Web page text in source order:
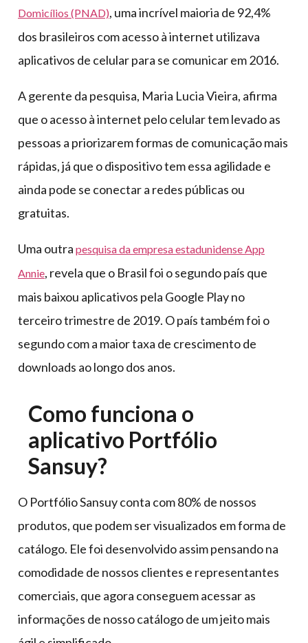
Domicílios (PNAD), uma incrível maioria de 92,4%
dos brasileiros com acesso à internet utilizava
aplicativos de celular para se comunicar em 2016.
A gerente da pesquisa, Maria Lucia Vieira, afirma
que o acesso à internet pelo celular tem levado as
pessoas a priorizarem formas de comunicação mais
rápidas, já que o dispositivo tem essa agilidade e
ainda pode se conectar a redes públicas ou
gratuitas.
Uma outra pesquisa da empresa estadunidense App
Annie, revela que o Brasil foi o segundo país que
mais baixou aplicativos pela Google Play no
terceiro trimestre de 2019. O país também foi o
segundo com a maior taxa de crescimento de
downloads ao longo dos anos.
Como funciona o
aplicativo Portfólio
Sansuy?
O Portfólio Sansuy conta com 80% de nossos
produtos, que podem ser visualizados em forma de
catálogo. Ele foi desenvolvido assim pensando na
comodidade de nossos clientes e representantes
comerciais, que agora conseguem acessar as
informações de nosso catálogo de um jeito mais